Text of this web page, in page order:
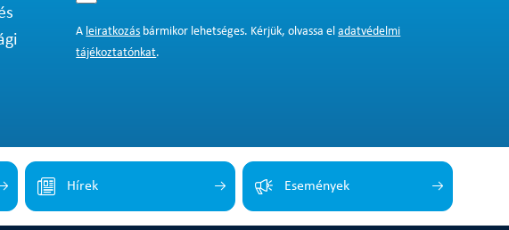
A leiratkozás bármikor lehetséges. Kérjük, olvassa eladatvédelmi
tájékoztatónkat.
Hírek Események